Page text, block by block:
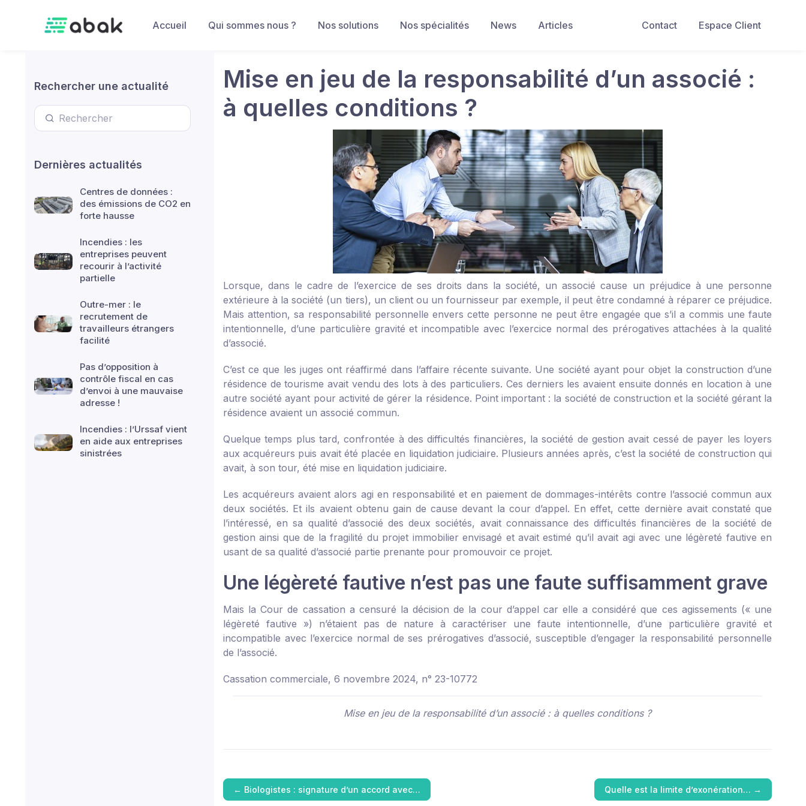
Contact
Espace Client
Accueil Qui sommes nous ? Nos solutions Nos spécialités News Articles
Rechercher une actualité
Dernières actualités
Centres de données :
des émissions de CO2 en
forte hausse
Incendies : les
entreprises peuvent
recourir à l’activité
partielle
Outre-mer : le
recrutement de
travailleurs étrangers
facilité
Pas d’opposition à
contrôle fiscal en cas
d’envoi à une mauvaise
adresse !
Incendies : l’Urssaf vient
en aide aux entreprises
sinistrées
Mise en jeu de la responsabilité d’un associé :
à quelles conditions ?
Lorsque, dans le cadre de l’exercice de ses droits dans la société, un associé cause un préjudice à une personne
extérieure à la société (un tiers), un client ou un fournisseur par exemple, il peut être condamné à réparer ce préjudice.
Mais attention, sa responsabilité personnelle envers cette personne ne peut être engagée que s’il a commis une faute
intentionnelle, d’une particulière gravité et incompatible avec l’exercice normal des prérogatives attachées à la qualité
d’associé.
C’est ce que les juges ont réaffirmé dans l’affaire récente suivante. Une société ayant pour objet la construction d’une
résidence de tourisme avait vendu des lots à des particuliers. Ces derniers les avaient ensuite donnés en location à une
autre société ayant pour activité de gérer la résidence. Point important : la société de construction et la société gérant la
résidence avaient un associé commun.
Quelque temps plus tard, confrontée à des difficultés financières, la société de gestion avait cessé de payer les loyers
aux acquéreurs puis avait été placée en liquidation judiciaire. Plusieurs années après, c’est la société de construction qui
avait, à son tour, été mise en liquidation judiciaire.
Les acquéreurs avaient alors agi en responsabilité et en paiement de dommages-intérêts contre l’associé commun aux
deux sociétés. Et ils avaient obtenu gain de cause devant la cour d’appel. En effet, cette dernière avait constaté que
l’intéressé, en sa qualité d’associé des deux sociétés, avait connaissance des difficultés financières de la société de
gestion ainsi que de la fragilité du projet immobilier envisagé et avait estimé qu’il avait agi avec une légèreté fautive en
usant de sa qualité d’associé partie prenante pour promouvoir ce projet.
Une légèreté fautive n’est pas une faute suffisamment grave
Mais la Cour de cassation a censuré la décision de la cour d’appel car elle a considéré que ces agissements (« une
légèreté fautive ») n’étaient pas de nature à caractériser une faute intentionnelle, d’une particulière gravité et
incompatible avec l’exercice normal de ses prérogatives d’associé, susceptible d’engager la responsabilité personnelle
de l’associé.
Cassation commerciale, 6 novembre 2024, n° 23-10772
Mise en jeu de la responsabilité d’un associé : à quelles conditions ?
← Biologistes : signature d’un accord avec… Quelle est la limite d’exonération… →